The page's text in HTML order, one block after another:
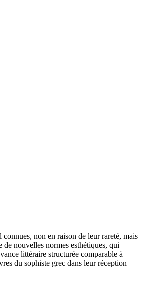
non en raison de leur rareté, mais
de nouvelles normes esthétiques, qui
littéraire structurée comparable à
du sophiste grec dans leur réception